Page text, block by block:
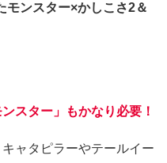
モンスター×かしこさ2＆
スター」もかなり必要！
ャタピラーやテールイー